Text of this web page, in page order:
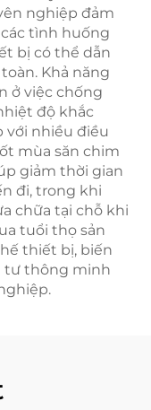
nghiệp đảm
tình huống
bị có thể dẫn
Khả năng
ở việc chống
độ khắc
với nhiều điều
mùa săn chim
giảm thời gian
đi, trong khi
chữa tại chỗ khi
tuổi thọ sản
thiết bị, biến
tư thông minh